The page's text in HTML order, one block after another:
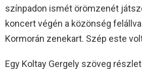
színpadon ismét örömzenét
koncert végén a közönség
Kormorán zenekart. Szép este
Egy Koltay Gergely szöveg